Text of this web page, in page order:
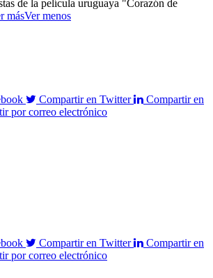
de la película uruguaya "Corazón de
másVer menos
Compartir en Twitter
Compartir en
por correo electrónico
Compartir en Twitter
Compartir en
por correo electrónico